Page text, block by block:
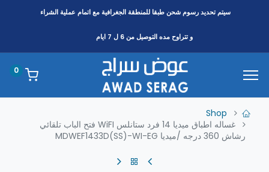
سيتم تحديد رسوم شحن طبقا للمنطقةالجغرافية مع اتمام عملية الشراء
و تتراوح مده التوصيل من 6 ل 7 ايام
0
Shop
غساله اطباق ميديا 14 فرد ستانلس WiFI فتح الباب تلقائي
رشاش 360 درجه /ميديا MDWEF1433D(SS)-WI-EG